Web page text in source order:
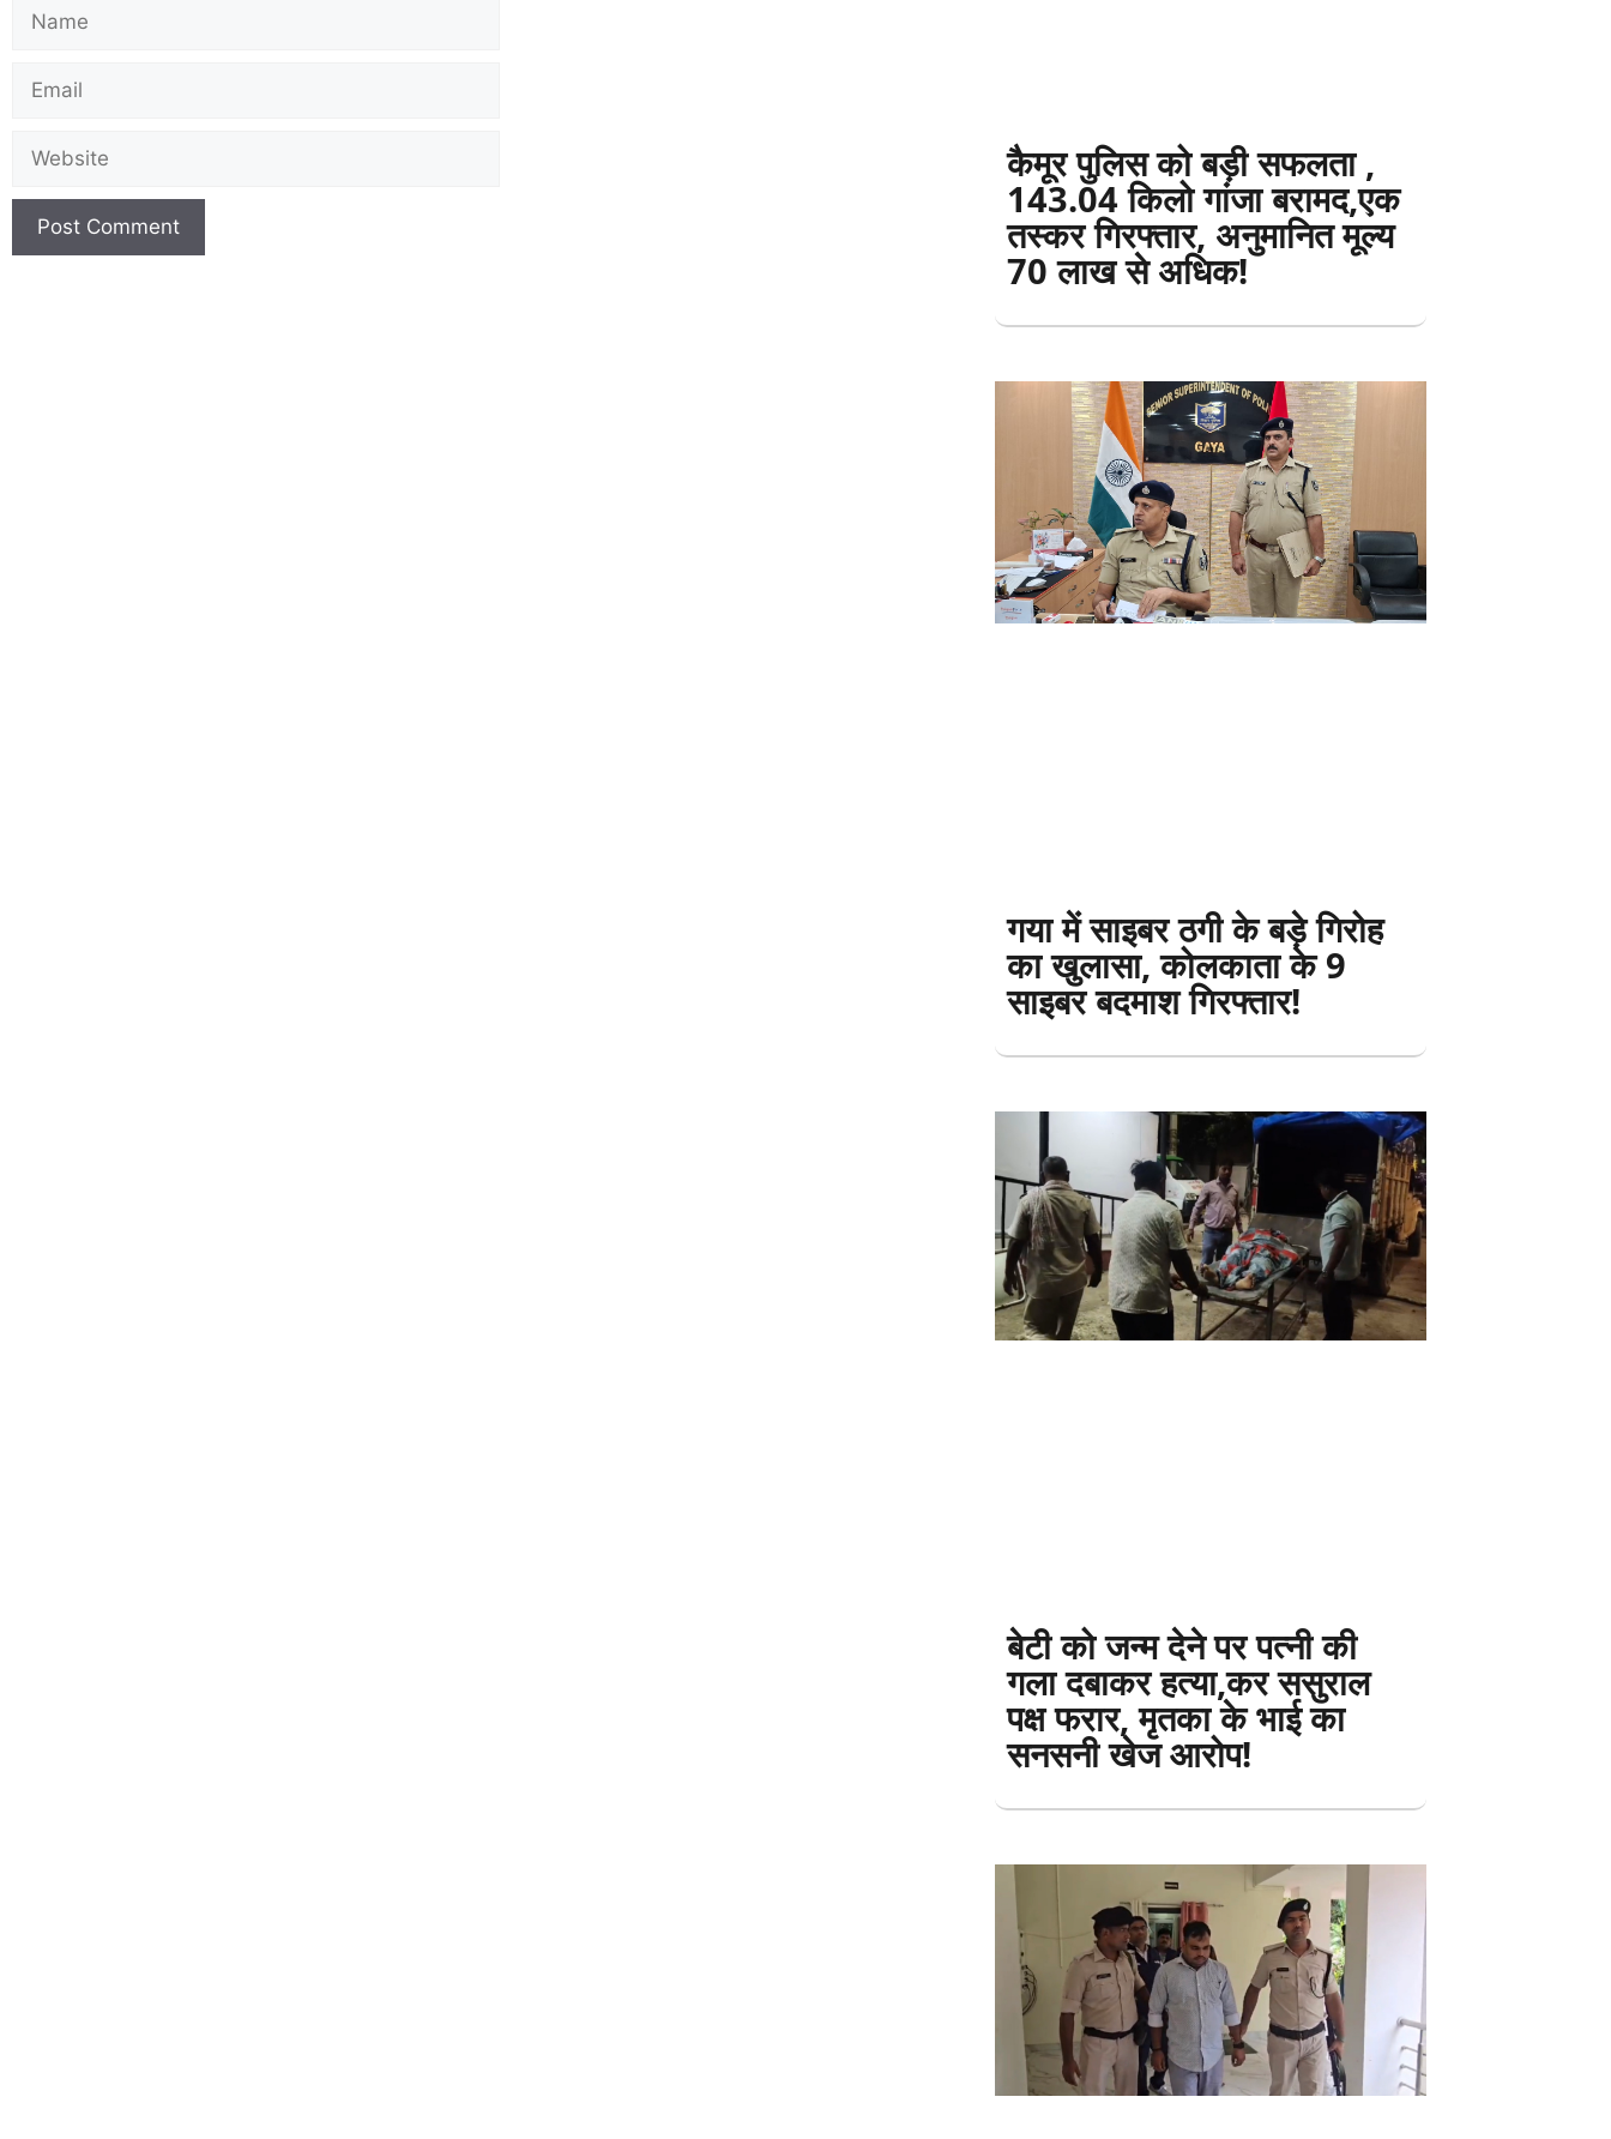
कैमूर पुलिस को बड़ी सफलता ,
143.04 किलो गांजा बरामद,एक
तस्कर गिरफ्तार, अनुमानित मूल्य
70 लाख से अधिक!
गया में साइबर ठगी के बड़े गिरोह
का खुलासा, कोलकाता के 9
साइबर बदमाश गिरफ्तार!
बेटी को जन्म देने पर पत्नी की
गला दबाकर हत्या,कर ससुराल
पक्ष फरार, मृतका के भाई का
सनसनी खेज आरोप!